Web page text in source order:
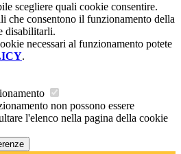
scegliere quali cookie consentire.
che consentono il funzionamento della
disabilitarli.
necessari al funzionamento potete
.
non possono essere
l'elenco nella pagina della cookie